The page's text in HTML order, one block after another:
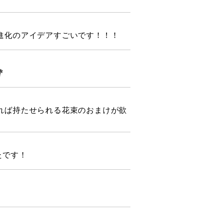
のアイデアすごいです！！！
持たせられる花束のおまけが欲
す！